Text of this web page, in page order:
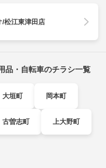
/松江東津田店
品・自転車のチラシ一覧
大垣町 岡本町
古曽志町 上大野町